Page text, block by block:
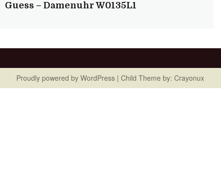
Guess – Damenuhr W0135L1
Proudly powered by WordPress | Child Theme by: Crayonux